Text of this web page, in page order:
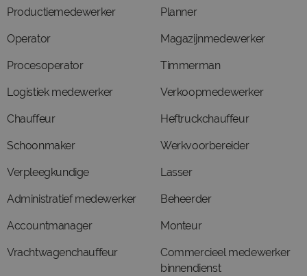
Productiemedewerker
Operator
Procesoperator
Logistiek medewerker
Chauffeur
Schoonmaker
Verpleegkundige
Administratief medewerker
Accountmanager
Vrachtwagenchauffeur
Planner
Magazijnmedewerker
Timmerman
Verkoopmedewerker
Heftruckchauffeur
Werkvoorbereider
Lasser
Beheerder
Monteur
Commercieel medewerker
binnendienst